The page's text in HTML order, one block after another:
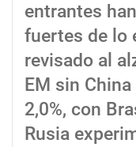
entrantes
fuertes de lo
revisado al
EM sin
2,0%, con
Rusia